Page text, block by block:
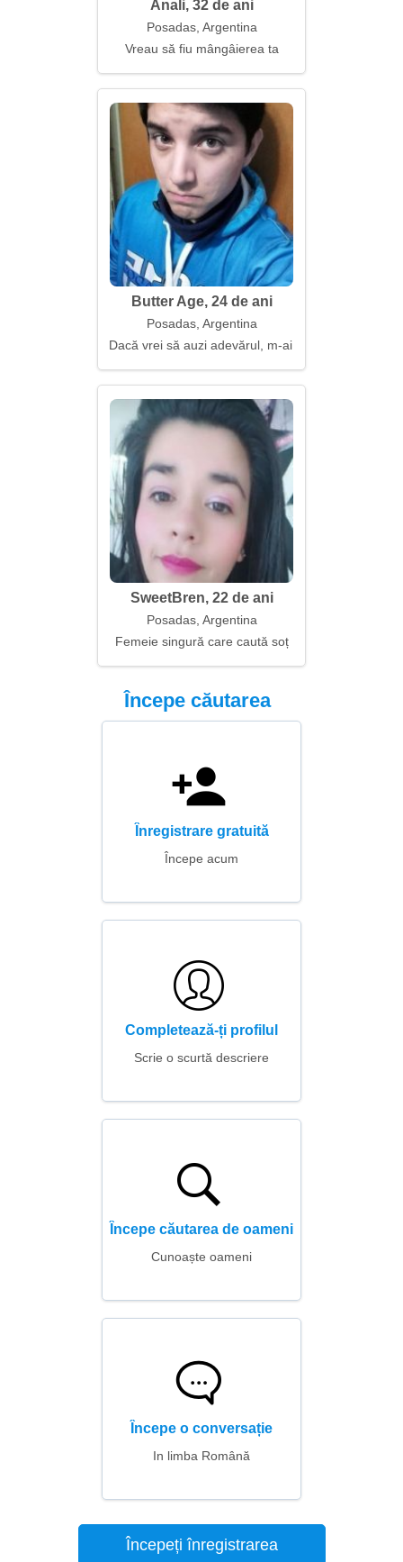
Anali, 32 de ani
Posadas, Argentina
Vreau să fiu mângâierea ta
Butter Age, 24 de ani
Posadas, Argentina
Dacă vrei să auzi adevărul, m-ai găsit
SweetBren, 22 de ani
Posadas, Argentina
Femeie singură care caută soț
Începe căutarea
Înregistrare gratuită
Începe acum
Completează-ți profilul
Scrie o scurtă descriere
Începe căutarea de oameni
Cunoaște oameni
Începe o conversație
In limba Română
Începeți înregistrarea